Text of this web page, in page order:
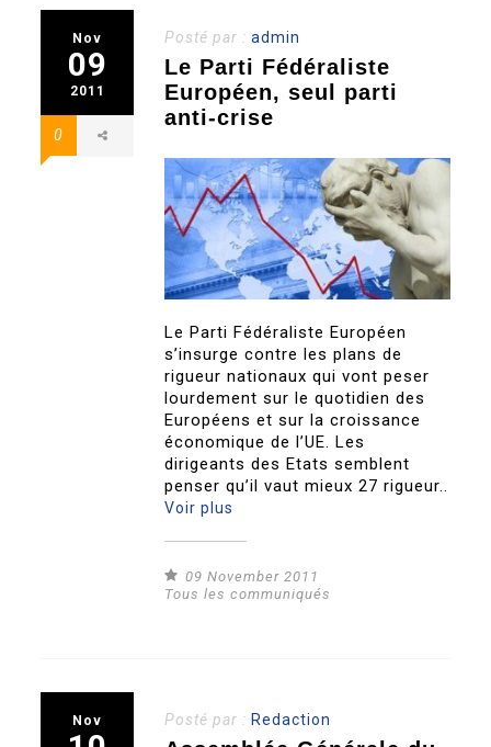
Nov
09
2011
0
Posté par :admin
Le Parti Fédéraliste
Européen, seul parti
anti-crise
Le Parti Fédéraliste Européen
s’insurge contre les plans de
rigueur nationaux qui vont peser
lourdement sur le quotidien des
Européens et sur la croissance
économique de l’UE. Les
dirigeants des Etats semblent
penser qu’il vaut mieux 27 rigueur..
Voir plus
09 November 2011
Tous les communiqués
Nov Posté par : Redaction